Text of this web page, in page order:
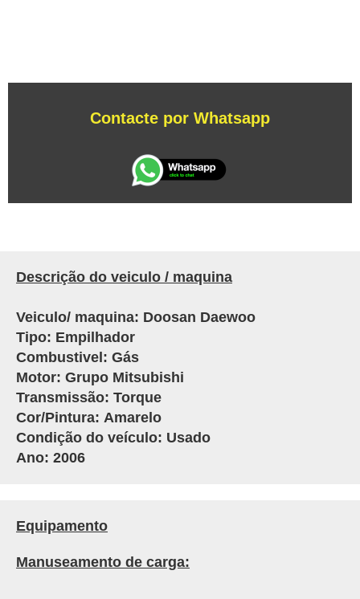
Contacte por Whatsapp
Descrição do veiculo / maquina
Veiculo/ maquina: Doosan Daewoo
Tipo: Empilhador
Combustivel: Gás
Motor: Grupo Mitsubishi
Transmissão: Torque
Cor/Pintura: Amarelo
Condição do veículo: Usado
Ano: 2006
Equipamento
Manuseamento de carga: